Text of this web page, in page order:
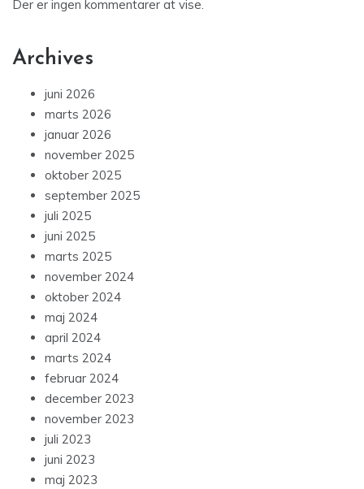
Der er ingen kommentarer at vise.
Archives
juni 2026
marts 2026
januar 2026
november 2025
oktober 2025
september 2025
juli 2025
juni 2025
marts 2025
november 2024
oktober 2024
maj 2024
april 2024
marts 2024
februar 2024
december 2023
november 2023
juli 2023
juni 2023
maj 2023